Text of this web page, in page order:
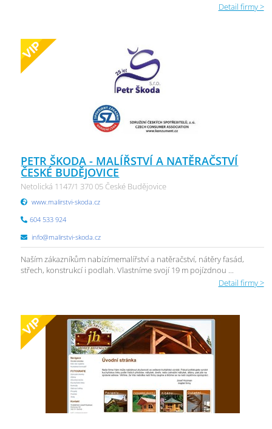
Detail firmy >
PETR ŠKODA - MALÍŘSTVÍ A NATĚRAČSTVÍ
ČESKÉ BUDĚJOVICE
Netolická 1147/1 370 05 České Budějovice
www.malirstvi-skoda.cz
604 533 924
info@malirstvi-skoda.cz
Naším zákazníkům nabízímemalířství a natěračství, nátěry fasád,
střech, konstrukcí i podlah. Vlastníme svojí 19 m pojízdnou ...
Detail firmy >